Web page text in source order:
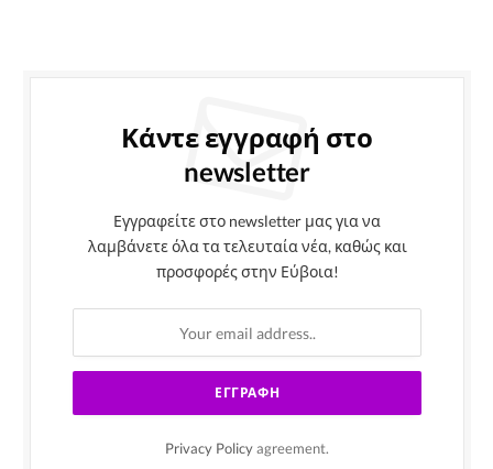
Κάντε εγγραφή στο
newsletter
Εγγραφείτε στο newsletter μας για να
λαμβάνετε όλα τα τελευταία νέα, καθώς και
προσφορές στην Εύβοια!
Privacy Policy agreement.